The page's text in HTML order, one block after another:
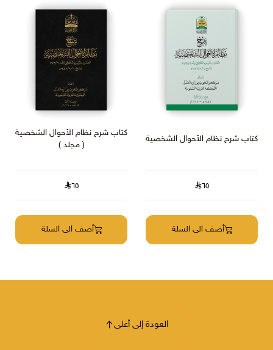
كتاب شرح نظام الأحوال الشخصية
٦٥
أضف الى السلة
كتاب شرح نظام الأحوال الشخصية
( مجلد )
٦٥
أضف الى السلة
العودة إلى أعلى